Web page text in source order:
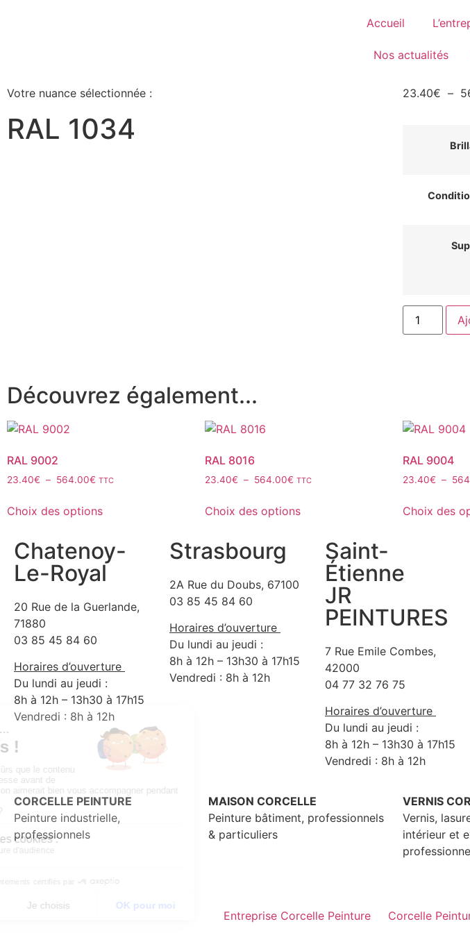
Accueil
Nos actualités
Votre nuance sélectionnée :
RAL 1034
23.40€ –
Découvrez également...
RAL 9002
23.40€ – 564.00€ TTC
Choix des options
RAL 8016
23.40€ – 564.00€ TTC
Choix des options
RAL 9004
23.40€ –
Choix des
Chatenoy-
Le-Royal
20 Rue de la Guerlande,
71880
03 85 45 84 60
Horaires d’ouverture
Du lundi au jeudi :
8h à 12h – 13h30 à 17h15
Vendredi : 8h à 12h
Strasbourg
2A Rue du Doubs, 67100
03 85 45 84 60
Horaires d’ouverture
Du lundi au jeudi :
8h à 12h – 13h30 à 17h15
Vendredi : 8h à 12h
Saint-
Étienne
JR
PEINTURES
7 Rue Emile Combes,
42000
04 77 32 76 75
Horaires d’ouverture
Du lundi au jeudi :
8h à 12h – 13h30 à 17h15
Vendredi : 8h à 12h
CORCELLE PEINTURE
Peinture industrielle,
professionnels
MAISON CORCELLE
Peinture bâtiment, professionnels
& particuliers
VERNIS
Vernis,
intérieur et
Entreprise Corcelle Peinture Corcelle